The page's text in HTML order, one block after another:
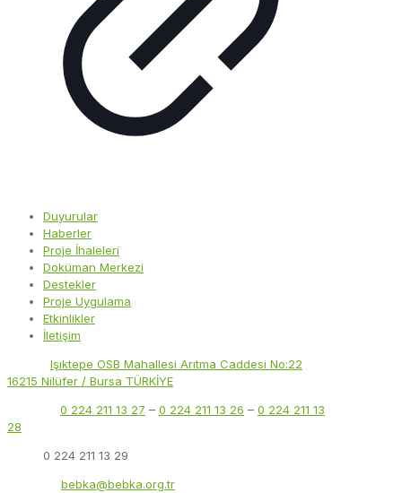
Duyurular
Haberler
Proje İhaleleri
Doküman Merkezi
Destekler
Proje Uygulama
Etkinlikler
İletişim
Işıktepe OSB Mahallesi Arıtma Caddesi No:22
16215 Nilüfer / Bursa TÜRKİYE
0 224 211 13 27 – 0 224 211 13 26 – 0 224 211 13
28
0 224 211 13 29
bebka@bebka.org.tr